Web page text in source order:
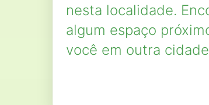
nesta localidade.
algum espaço
você em outra